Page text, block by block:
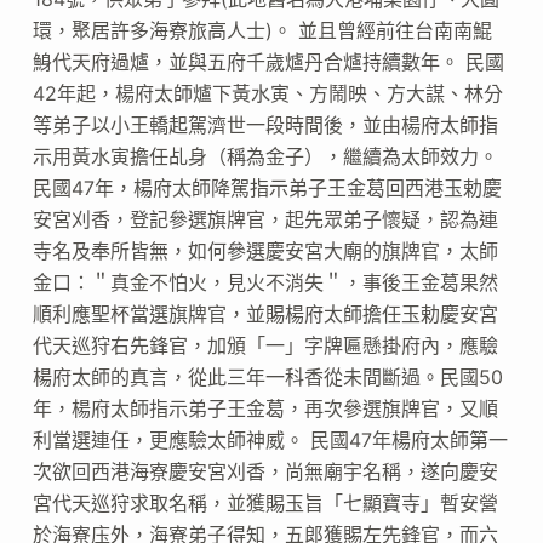
環，聚居許多海寮旅高人士)。 並且曾經前往台南南鯤
鯓代天府過爐，並與五府千歲爐丹合爐持續數年。 民國
42年起，楊府太師爐下黃水寅、方鬧映、方大謀、林分
等弟子以小王轎起駕濟世一段時間後，並由楊府太師指
示用黃水寅擔任乩身（稱為金子），繼續為太師效力。
民國47年，楊府太師降駕指示弟子王金葛回西港玉勅慶
安宮刈香，登記參選旗牌官，起先眾弟子懷疑，認為連
寺名及奉所皆無，如何參選慶安宮大廟的旗牌官，太師
金口：＂真金不怕火，見火不消失＂，事後王金葛果然
順利應聖杯當選旗牌官，並賜楊府太師擔任玉勅慶安宮
代天巡狩右先鋒官，加頒「一」字牌匾懸掛府內，應驗
楊府太師的真言，從此三年一科香從未間斷過。民國50
年，楊府太師指示弟子王金葛，再次參選旗牌官，又順
利當選連任，更應驗太師神威。 民國47年楊府太師第一
次欲回西港海寮慶安宮刈香，尚無廟宇名稱，遂向慶安
宮代天巡狩求取名稱，並獲賜玉旨「七顯寶寺」暫安營
於海寮庒外，海寮弟子得知，五郎獲賜左先鋒官，而六